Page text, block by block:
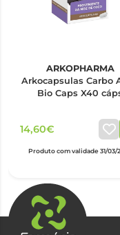
ARKOPHARMA
Arkocapsulas Carbo
Bio Caps X40
14,60€
Produto com validade 31/03/